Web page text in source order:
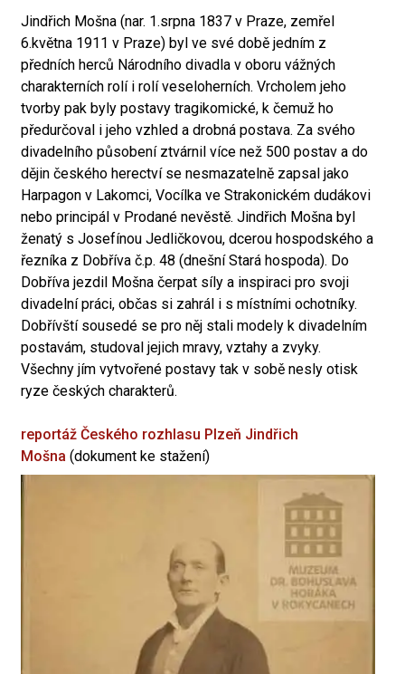
Jindřich Mošna (nar. 1.srpna 1837 v Praze, zemřel
6.května 1911 v Praze) byl ve své době jedním z
předních herců Národního divadla v oboru vážných
charakterních rolí i rolí veseloherních. Vrcholem jeho
tvorby pak byly postavy tragikomické, k čemuž ho
předurčoval i jeho vzhled a drobná postava. Za svého
divadelního působení ztvárnil více než 500 postav a do
dějin českého herectví se nesmazatelně zapsal jako
Harpagon v Lakomci, Vocílka ve Strakonickém dudákovi
nebo principál v Prodané nevěstě. Jindřich Mošna byl
ženatý s Josefínou Jedličkovou, dcerou hospodského a
řezníka z Dobříva č.p. 48 (dnešní Stará hospoda). Do
Dobříva jezdil Mošna čerpat síly a inspiraci pro svoji
divadelní práci, občas si zahrál i s místními ochotníky.
Dobřívští sousedé se pro něj stali modely k divadelním
postavám, studoval jejich mravy, vztahy a zvyky.
Všechny jím vytvořené postavy tak v sobě nesly otisk
ryze českých charakterů.
reportáž Českého rozhlasu Plzeň Jindřich
Mošna (dokument ke stažení)